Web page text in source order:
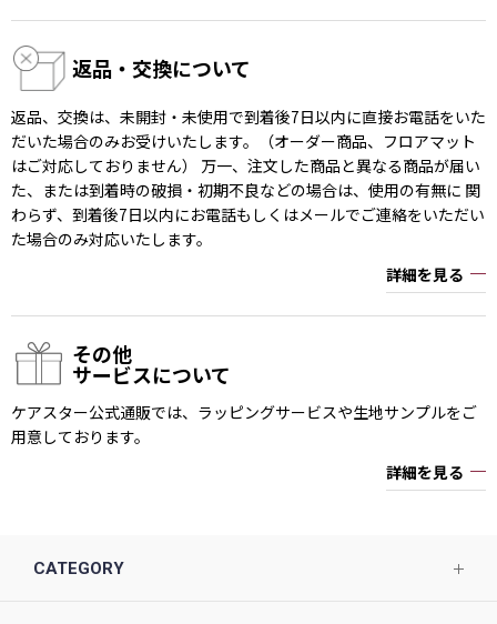
返品・交換について
返品、交換は、未開封・未使用で到着後7日以内に直接お電話をいた
だいた場合のみお受けいたします。（オーダー商品、フロアマット
はご対応しておりません） 万一、注文した商品と異なる商品が届い
た、または到着時の破損・初期不良などの場合は、使用の有無に 関
わらず、到着後7日以内にお電話もしくはメールでご連絡をいただい
た場合のみ対応いたします。
詳細を見る
その他
サービスについて
ケアスター公式通販では、ラッピングサービスや生地サンプルをご
用意しております。
詳細を見る
CATEGORY